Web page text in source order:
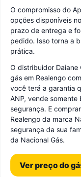
O compromisso do
opções disponíveis
prazo de entrega e
pedido. Isso torna a
prática.
O distribuidor Daiane
gás em Realengo
você terá a garantia
ANP, vende
segurança. E
Realengo da marca
segurança da sua
da Nacional Gás.
Ver preço do